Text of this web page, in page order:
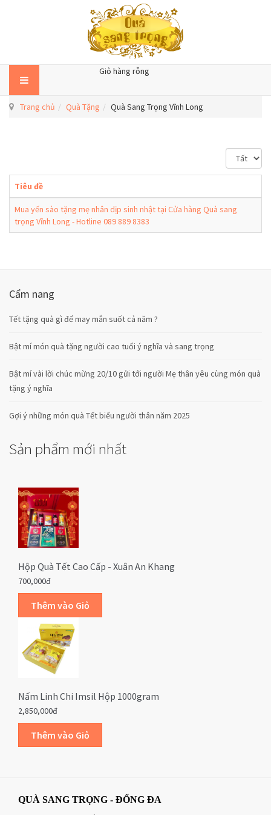
Giỏ hàng rỗng
Trang chủ Quà Tặng Quà Sang Trọng Vĩnh Long
i
ể
h
Tiêu đề
Mua yến sào tặng mẹ nhân dịp sinh nhật tại Cửa hàng Quà sang
trọng Vĩnh Long - Hotline 089 889 8383
Cẩm nang
Tết tặng quà gì để may mắn suốt cả năm ?
Bật mí món quà tặng người cao tuổi ý nghĩa và sang trọng
Bật mí vài lời chúc mừng 20/10 gửi tới người Mẹ thân yêu cùng món quà
tặng ý nghĩa
Gợi ý những món quà Tết biếu người thân năm 2025
Sản phẩm mới nhất
Hộp Quà Tết Cao Cấp - Xuân An Khang
700,000đ
Nấm Linh Chi Imsil Hộp 1000gram
2,850,000đ
QUÀ SANG TRỌNG - ĐỐNG ĐA